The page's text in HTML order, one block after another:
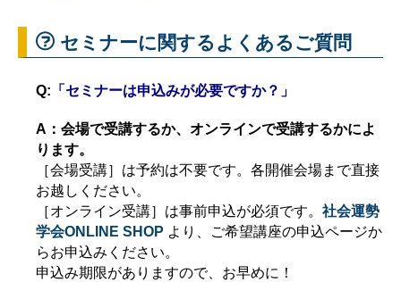
セミナーに関するよくあるご質問
Q: 「セミナーは申込みが必要ですか？」
A：会場で受講するか、オンラインで受講するかによ
ります。
［会場受講］は予約は不要です。各開催会場まで直接
お越しください。
［オンライン受講］は事前申込が必須です。 社会運勢
学会ONLINE SHOP より、ご希望講座の申込ページか
らお申込みください。
申込み期限がありますので、お早めに！